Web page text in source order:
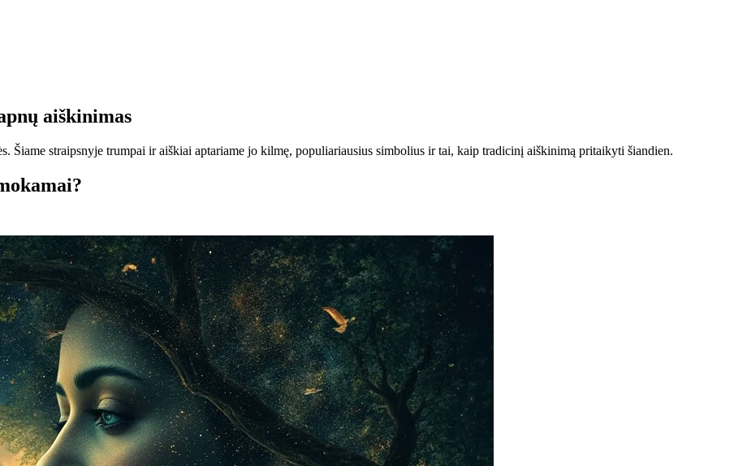
aiškinimas
Šiame straipsnyje trumpai ir aiškiai aptariame jo kilmę, populiariausius simbolius ir tai, kaip tradicinį aiškinimą pritaikyti šiandien.